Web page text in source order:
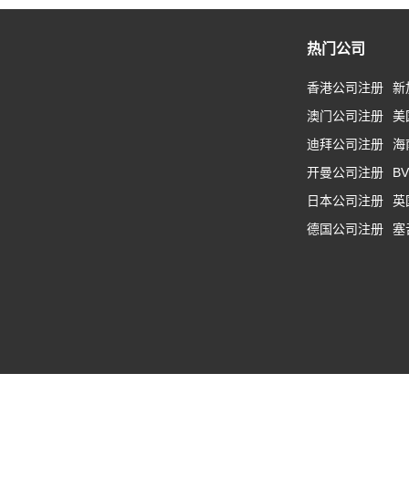
热门公司
香港公司注册
新
澳门公司注册
美
迪拜公司注册
海
开曼公司注册
日本公司注册
英
德国公司注册
塞